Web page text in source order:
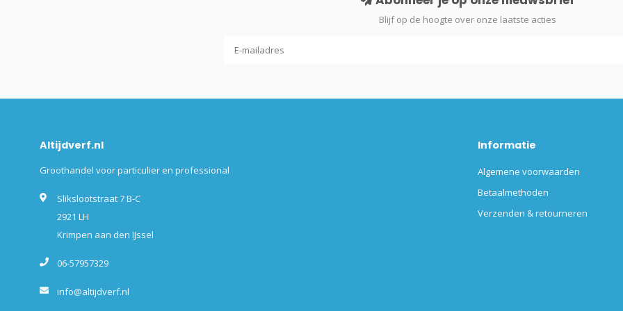
Blijf op de hoogte over onze laatste acties
Altijdverf.nl
Groothandel voor particulier en professional
Slikslootstraat 7 B-C
2921 LH
Krimpen aan den IJssel
06-57957329
info@altijdverf.nl
Informatie
Algemene voorwaarden
Betaalmethoden
Verzenden & retourneren